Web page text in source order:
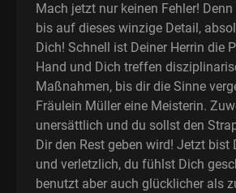
Mach jetzt nur keinen Fehler!
bis auf dieses winzige Detail,
Dich! Schnell ist Deiner Herrin die
Hand und Dich treffen
Maßnahmen, bis dir die Sinne
Fräulein Müller eine Meisterin.
unersättlich und du sollst den
Dir den Rest geben wird! Jetzt bist
und verletzlich, du fühlst Dich
benutzt aber auch glücklicher als